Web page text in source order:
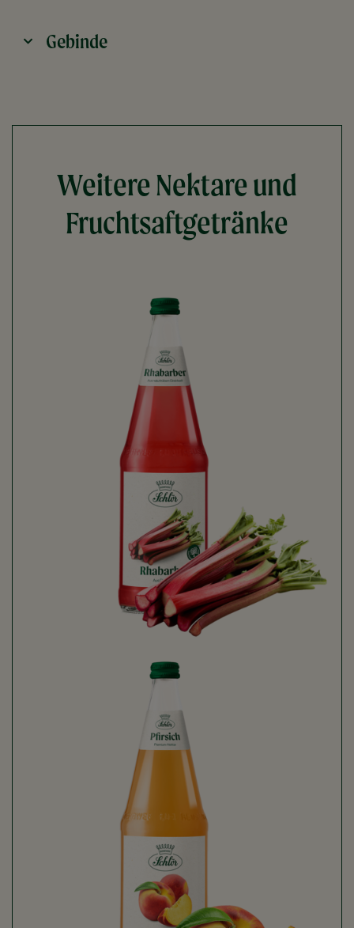
Gebinde
Weitere Nektare und
Fruchtsaftgetränke